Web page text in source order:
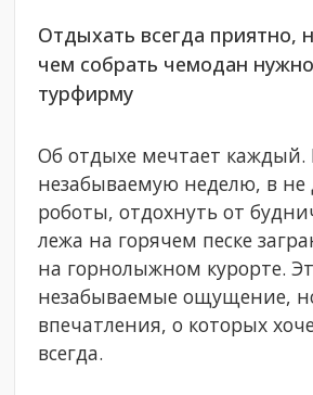
Отдыхать всегда приятно,
чем собрать чемодан
турфирму
Об отдыхе мечтает каждый.
незабываемую неделю, в
роботы, отдохнуть от
лежа на горячем песке
на горнолыжном курорте.
незабываемые ощущение,
впечатления, о которых
всегда.